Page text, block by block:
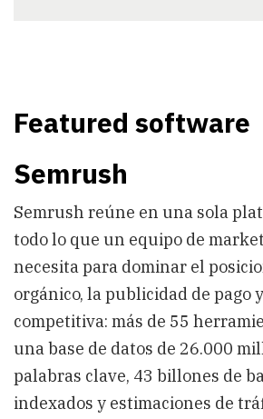
Featured software
Semrush
Semrush reúne en una sola
todo lo que un equipo de
necesita para dominar el
orgánico, la publicidad de pago
competitiva: más de 55
una base de datos de 26.000
palabras clave, 43 billones de
indexados y estimaciones de